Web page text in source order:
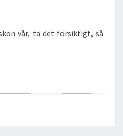
vår, ta det försiktigt, så